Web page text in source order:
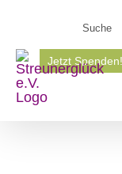
springen
Jetzt Spenden!